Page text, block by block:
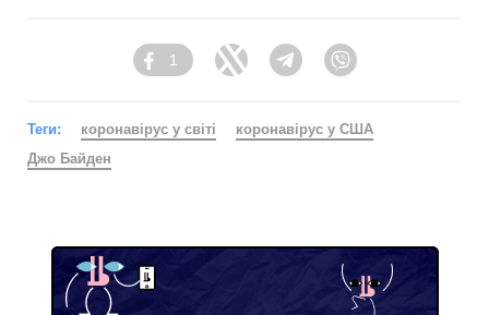
Facebook
1
Twitter TelegramViber
Теги: коронавірус у світі
коронавірус у США
Джо Байден